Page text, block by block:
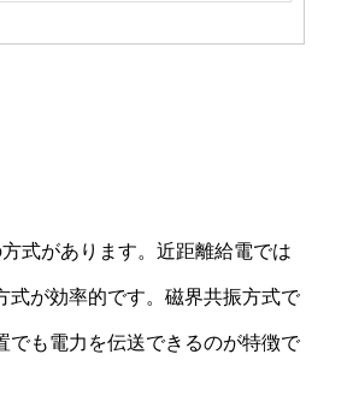
式があります。近距離給電では
式が効率的です。磁界共振方式で
でも電力を伝送できるのが特徴で